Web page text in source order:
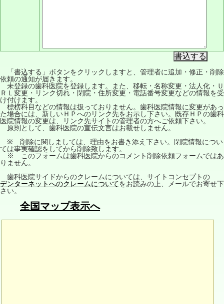
「書込する」ボタンをクリックしますと、管理者に追加・修正・削除
依頼の通知が届きます。
未登録の歯科医院を登録します。また、移転・名称変更・法人化・Ｕ
ＲＬ変更・リンク切れ・閉院・住所変更・電話番号変更などの情報を受
け付けます。
標榜科目などの情報は扱っておりません。歯科医院情報に変更があっ
た場合には、新しいＨＰへのリンク先をお示し下さい。既存ＨＰの歯科
医院情報の変更は、リンク先サイトの管理者の方へご依頼下さい。
原則として、歯科医院の宣伝文言はお載せしません。
※ 削除に関しましては、理由をお書き添え下さい。閉院情報につい
ては事実確認をしてから削除致します。
※ このフォームは歯科医院からのコメント削除依頼フォームではあ
りません。
歯科医院サイドからのクレームについては、サイトコンセプトの
デンターネットへのクレームについてをお読みの上、メールでお寄せ下
さい。
全国マップ表示へ